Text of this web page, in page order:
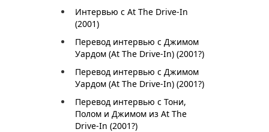
Интервью с At The Drive-In
(2001)
Перевод интервью с Джимом
Уардом (At The Drive-In) (2001?)
Перевод интервью с Джимом
Уардом (At The Drive-In) (2001?)
Перевод интервью с Тони,
Полом и Джимом из At The
Drive-In (2001?)